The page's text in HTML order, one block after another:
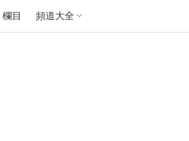
欄目 頻道大全